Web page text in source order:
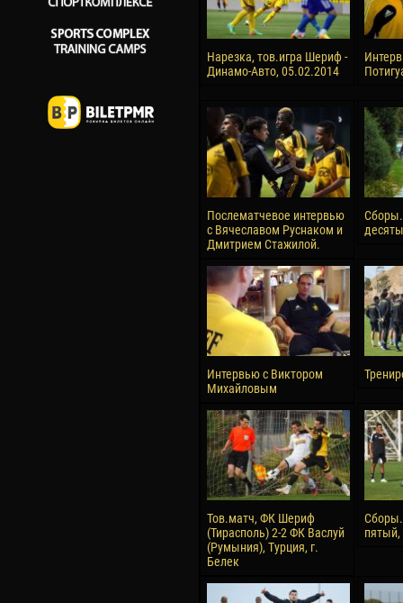
Нарезка, тов.игра Шериф -
Динамо-Авто, 05.02.2014
Послематчевое интервью
с Вячеславом Руснаком и
Дмитрием Стажилой.
Интервью с Виктором
Михайловым
Тов.матч, ФК Шериф
(Тирасполь) 2-2 ФК Васлуй
(Румыния), Турция, г.
Белек
пятый,